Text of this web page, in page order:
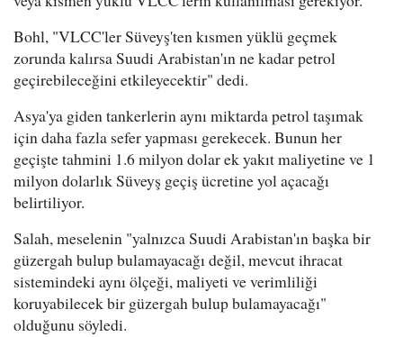
Bohl, "VLCC'ler Süveyş'ten kısmen yüklü geçmek
zorunda kalırsa Suudi Arabistan'ın ne kadar petrol
geçirebileceğini etkileyecektir" dedi.
Asya'ya giden tankerlerin aynı miktarda petrol taşımak
için daha fazla sefer yapması gerekecek. Bunun her
geçişte tahmini 1.6 milyon dolar ek yakıt maliyetine ve 1
milyon dolarlık Süveyş geçiş ücretine yol açacağı
belirtiliyor.
Salah, meselenin "yalnızca Suudi Arabistan'ın başka bir
güzergah bulup bulamayacağı değil, mevcut ihracat
sistemindeki aynı ölçeği, maliyeti ve verimliliği
koruyabilecek bir güzergah bulup bulamayacağı"
olduğunu söyledi.